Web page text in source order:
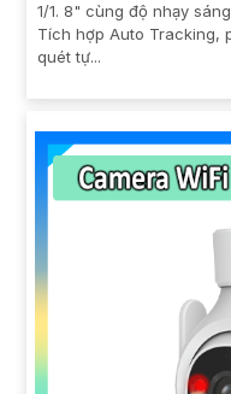
1/1. 8" cùng độ nhạy
Tích hợp Auto Tracking,
quét tự...